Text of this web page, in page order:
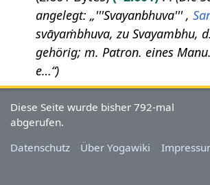
2
0
1
angelegt: „'''Svayanbhuva''' ,
svāyaṁbhuva, zu Svayambhu,
gehörig; m. Patron. eines
e…“
Diese Seite wurde bisher 792-mal
abgerufen.
Datenschutz
Über Yogawiki